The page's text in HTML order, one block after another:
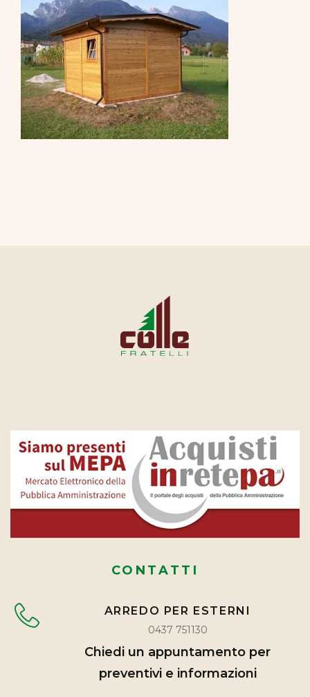
CONTATTI
ARREDO PER ESTERNI
0437 751130
Chiedi un appuntamento per
preventivi e informazioni